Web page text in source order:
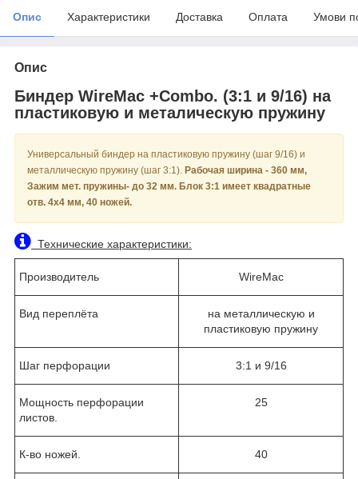
Опис Характеристики Доставка Оплата Умови
Опис
Биндер WireMac +Combo. (3:1 и 9/16) на
пластиковую и металическую пружину
Универсальный биндер на пластиковую пружину (шаг 9/16) и
металлическую пружину (шаг 3:1). Рабочая ширина - 360 мм,
Зажим мет. пружины- до 32 мм. Блок 3:1 имеет квадратные
отв. 4х4 мм, 40 ножей.
Технические характеристики:
Производитель WireMac
Вид переплёта
на металлическую и
пластиковую пружину
Шаг перфорации 3:1 и 9/16
Мощность перфорации
листов.
25
К-во ножей. 40